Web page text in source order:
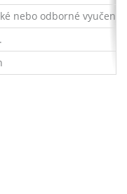
nebo odborné vyučení